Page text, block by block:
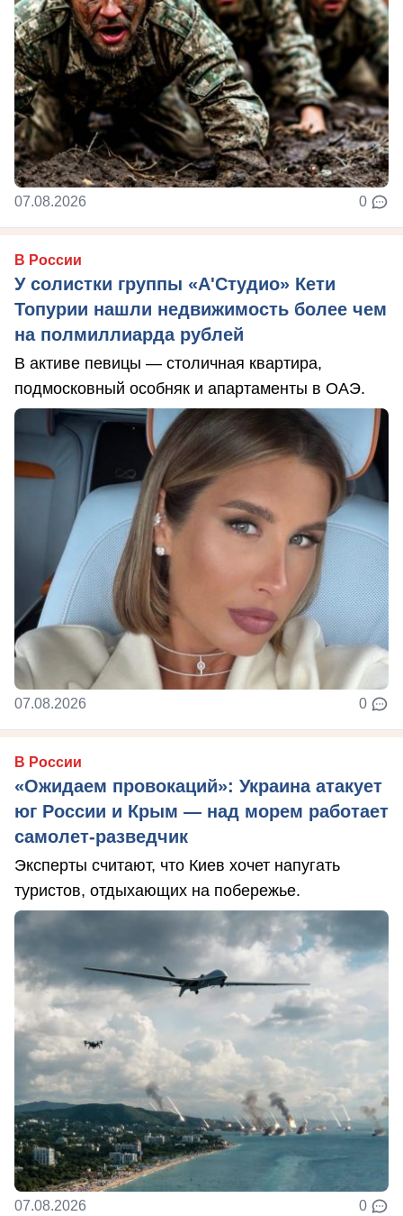
07.08.2026 0
В России
У солистки группы «А'Студио» Кети
Топурии нашли недвижимость более чем
на полмиллиарда рублей
В активе певицы — столичная квартира,
подмосковный особняк и апартаменты в ОАЭ.
07.08.2026 0
В России
«Ожидаем провокаций»: Украина атакует
юг России и Крым — над морем работает
самолет-разведчик
Эксперты считают, что Киев хочет напугать
туристов, отдыхающих на побережье.
07.08.2026 0